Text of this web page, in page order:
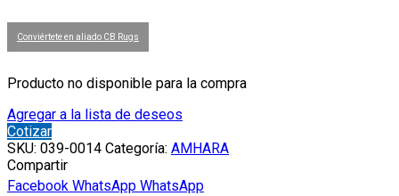
Conviértete en aliado CB Rugs
Producto no disponible para la compra
Agregar a la lista de deseos
Cotizar
SKU: 039-0014 Categoría: AMHARA
Compartir
Facebook WhatsApp WhatsApp